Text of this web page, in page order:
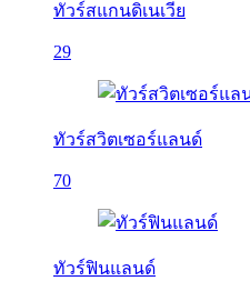
ทัวร์สแกนดิเนเวีย
29
ทัวร์สวิตเซอร์แลนด์
70
ทัวร์ฟินแลนด์